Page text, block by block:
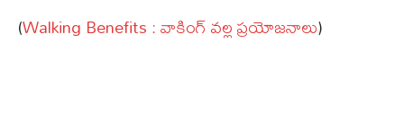
(Walking Benefits : వాకింగ్ వల్ల ప్రయోజనాలు)